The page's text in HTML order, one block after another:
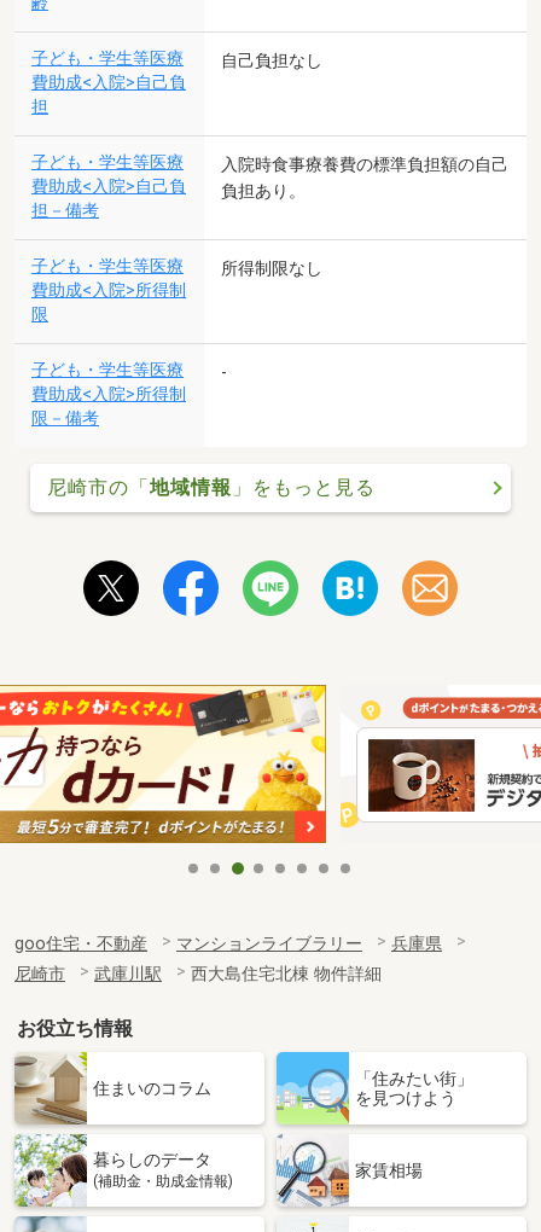
子ども・学生等医療
費助成<入院>自己負
担
自己負担なし
子ども・学生等医療
費助成<入院>自己負
担－備考
入院時食事療養費の標準負担額の自己
負担あり。
子ども・学生等医療
費助成<入院>所得制
限
所得制限なし
子ども・学生等医療
費助成<入院>所得制
限－備考
-
尼崎市の「地域情報 」をもっと見る
goo住宅・不動産 マンションライブラリー
兵庫県
尼崎市
武庫川駅 西大島住宅北棟 物件詳細
お役立ち情報
住まいのコラム
「住みたい街」
を見つけよう
暮らしのデータ
(補助金・助成金情報)
家賃相場